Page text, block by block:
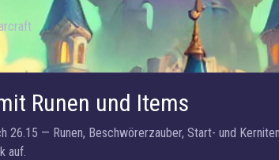
Runen und Items
26.15 — Runen, Beschwörerzauber, Start- und
auf.